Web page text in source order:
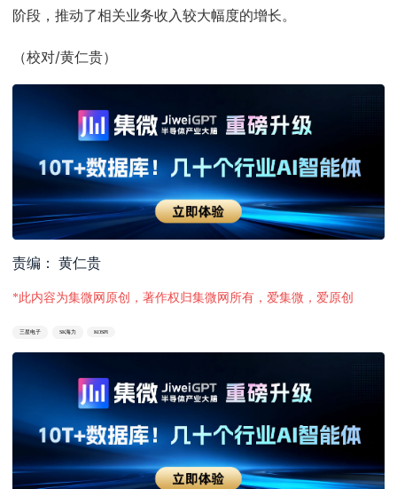
阶段，推动了相关业务收入较大幅度的增长。
（校对/黄仁贵）
责编： 黄仁贵
*此内容为集微网原创，著作权归集微网所有，爱集微，爱原创
三星电子 SK海力 KOSPI